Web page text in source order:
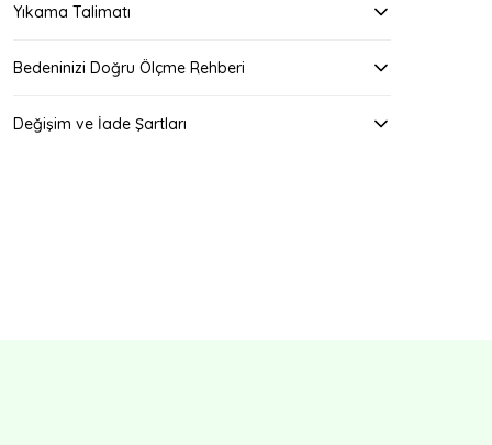
Yıkama Talimatı
Bedeninizi Doğru Ölçme Rehberi
Değişim ve İade Şartları